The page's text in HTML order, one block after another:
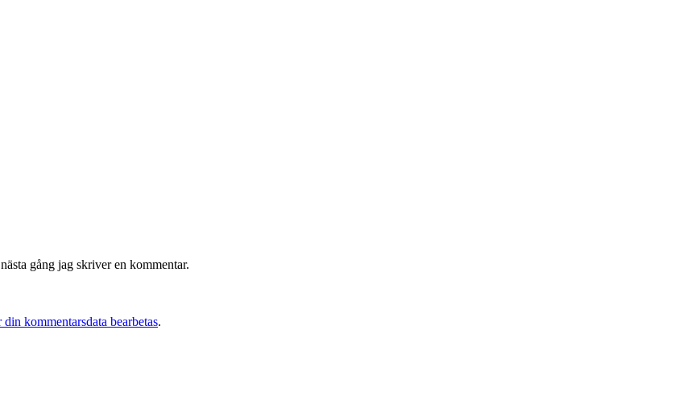
gång jag skriver en kommentar.
kommentarsdata bearbetas.